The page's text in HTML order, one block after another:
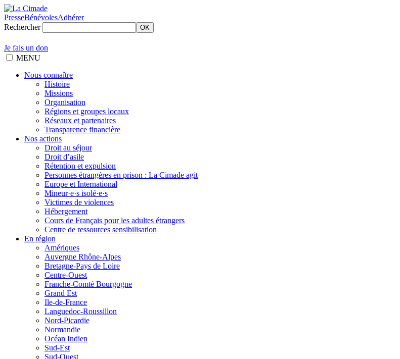
PresseBénévolesAdhérer
Rechercher
OK
Je fais un don
MENU
Nous connaître
Histoire
Missions
Organisation
Régions et groupes locaux
Réseaux et partenaires
Transparence financière
Nos actions
Droit au séjour
Droit d’asile
Rétention et expulsion
Personnes étrangères en prison : La Cimade agit
Europe et International
Mineur·e·s isolé·e·s
Victimes de violences
Hébergement
Cours de Français pour les adultes étrangers
Centre de ressources sensibilisation
En région
Amériques
Auvergne Rhône-Alpes
Bretagne-Pays de Loire
Centre-Ouest
Franche-Comté Bourgogne
Grand Est
Ile-de-France
Languedoc-Roussillon
Nord-Picardie
Normandie
Océan Indien
Sud-Est
Sud-Ouest